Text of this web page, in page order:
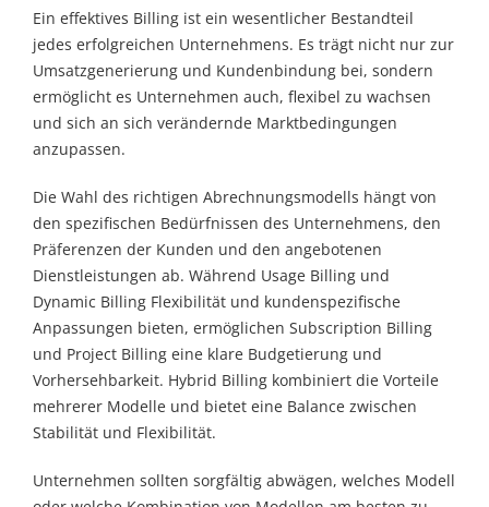
Ein effektives Billing ist ein wesentlicher Bestandteil
jedes erfolgreichen Unternehmens. Es trägt nicht nur zur
Umsatzgenerierung und Kundenbindung bei, sondern
ermöglicht es Unternehmen auch, flexibel zu wachsen
und sich an sich verändernde Marktbedingungen
anzupassen.
Die Wahl des richtigen Abrechnungsmodells hängt von
den spezifischen Bedürfnissen des Unternehmens, den
Präferenzen der Kunden und den angebotenen
Dienstleistungen ab. Während Usage Billing und
Dynamic Billing Flexibilität und kundenspezifische
Anpassungen bieten, ermöglichen Subscription Billing
und Project Billing eine klare Budgetierung und
Vorhersehbarkeit. Hybrid Billing kombiniert die Vorteile
mehrerer Modelle und bietet eine Balance zwischen
Stabilität und Flexibilität.
Unternehmen sollten sorgfältig abwägen, welches Modell